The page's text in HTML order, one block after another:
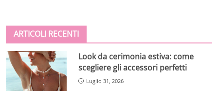
ARTICOLI RECENTI
Look da cerimonia estiva: come
scegliere gli accessori perfetti
Luglio 31, 2026